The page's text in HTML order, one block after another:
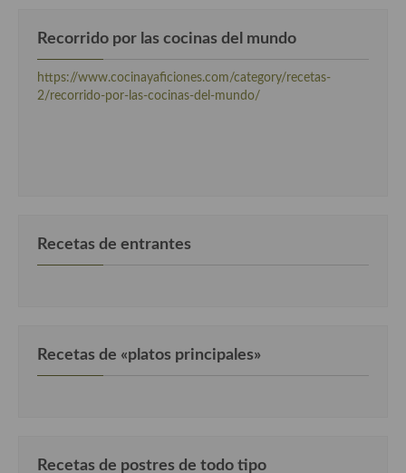
Cocina Danesa
Cocina Francesa
Cocina Hungara
Recorrido por las cocinas del mundo
https://www.cocinayaficiones.com/category/recetas-
2/recorrido-por-las-cocinas-del-mundo/
Recetas de entrantes
Recetas de «platos principales»
Recetas de postres de todo tipo